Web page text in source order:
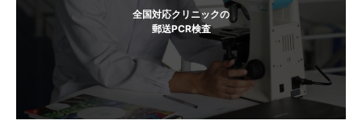
ョ
全国対応クリニックの
郵送PCR検査